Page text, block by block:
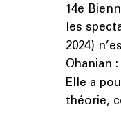
14e
les
2024)
Ohanian :
Elle a
théorie,